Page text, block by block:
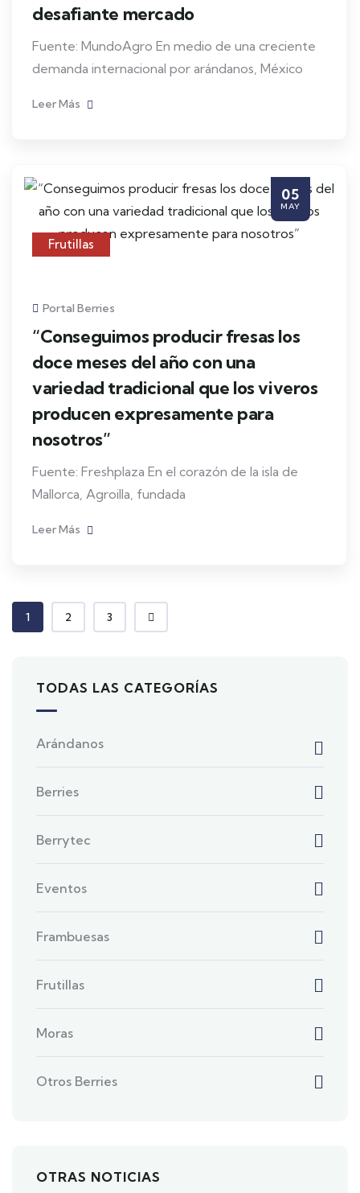
desafiante mercado
Fuente: MundoAgro En medio de una creciente
demanda internacional por arándanos, México
Leer Más
05
MAY
Frutillas
Portal Berries
“Conseguimos producir fresas los
doce meses del año con una
variedad tradicional que los viveros
producen expresamente para
nosotros”
Fuente: Freshplaza En el corazón de la isla de
Mallorca, Agroilla, fundada
Leer Más
1 2 3
TODAS LAS CATEGORÍAS
Arándanos
Berries
Berrytec
Eventos
Frambuesas
Frutillas
Moras
Otros Berries
OTRAS NOTICIAS